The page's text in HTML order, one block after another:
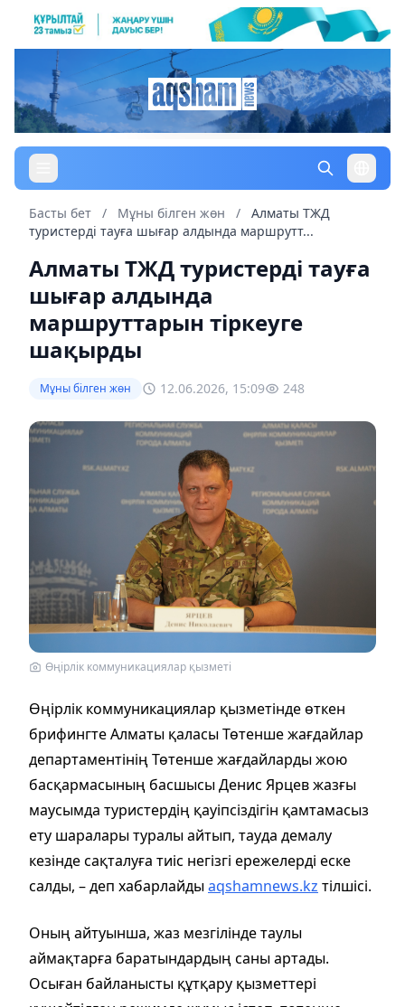
Басты бет / Мұны білген жөн /
Алматы ТЖД
туристерді тауға шығар алдында маршрутт...
Алматы ТЖД туристерді тауға
шығар алдында
маршруттарын тіркеуге
шақырды
Мұны білген жөн 12.06.2026, 15:09 248
Өңірлік коммуникациялар қызметі
Өңірлік коммуникациялар қызметінде өткен
брифингте Алматы қаласы Төтенше жағдайлар
департаментінің Төтенше жағдайларды жою
басқармасының басшысы Денис Ярцев жазғы
маусымда туристердің қауіпсіздігін қамтамасыз
ету шаралары туралы айтып, тауда демалу
кезінде сақталуға тиіс негізгі ережелерді еске
салды, – деп хабарлайдыaqshamnews.kz тілшісі.
Оның айтуынша, жаз мезгілінде таулы
аймақтарға баратындардың саны артады.
Осыған байланысты құтқару қызметтері